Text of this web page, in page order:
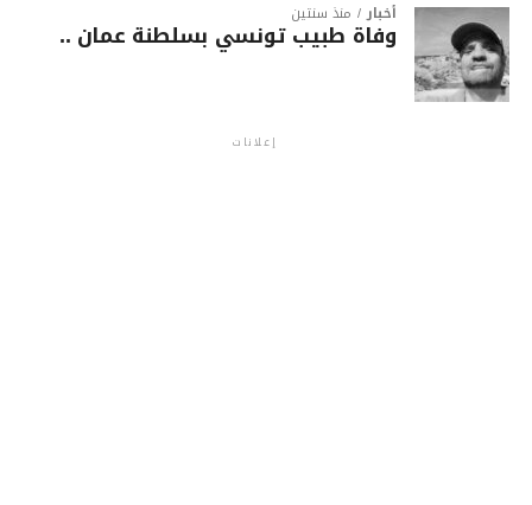
أخبار منذ سنتين
وفاة طبيب تونسي بسلطنة عمان ..
إعلانات